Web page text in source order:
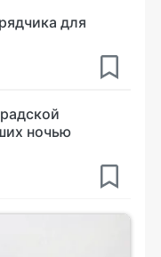
для
ночью